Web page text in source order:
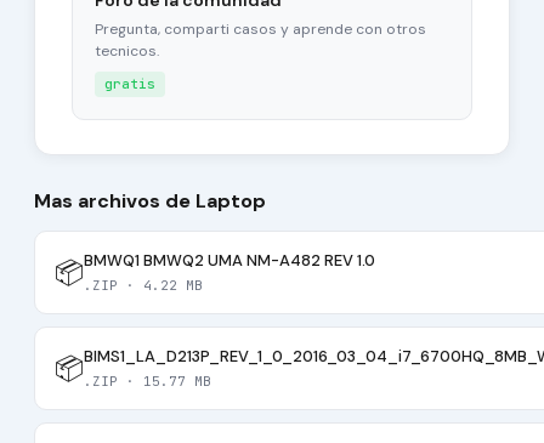
Pregunta, comparti casos y aprende con otros
tecnicos.
gratis
Mas archivos de Laptop
📦BMWQ1 BMWQ2 UMA NM-A482 REV 1.0
.ZIP · 4.22 MB
📦 .ZIP · 15.77 MB